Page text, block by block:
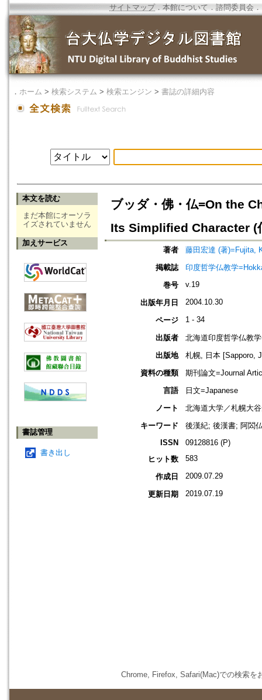
サイトマップ．本館について ． 諮問委員会 ．
． ホーム > 検索システム > 検索エンジン > 書誌の詳細内容
本文を読む
まだ本館にオーソラ
イズされていません
加えサービス
書誌管理
書き出し
ブッダ・佛・仏=On the
Its Simplified Character (
著者
藤田宏達 (著)=Fujita,
掲載誌
印度哲学仏教学
巻号
v.19
出版年月日 2004.10.30
ページ 1 - 34
出版者
北海道印度哲学仏教
出版地
札幌, 日本 [Sapporo,
資料の種類
期刊論文=Journal
言語
日文=Japanese
ノート
北海道大学／札幌大
キーワード
後漢紀; 後漢書; 阿閦
ISSN
09128816 (P)
ヒット数
583
作成日 2009.07.29
更新日期 2019.07.19
Chrome, Firefox, Safari(Mac)での検索を